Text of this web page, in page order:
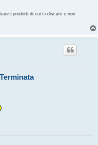
i prodotti di cui si discute e non